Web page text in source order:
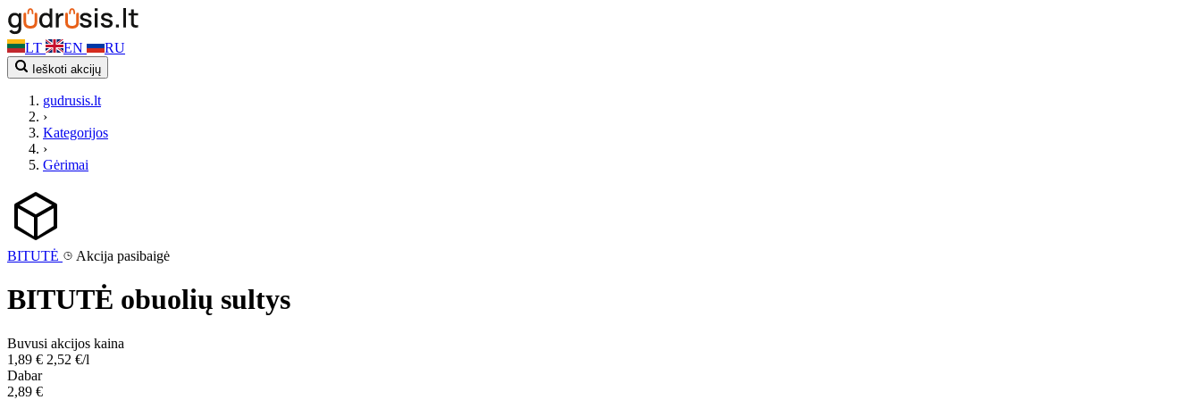
LT EN RU
Ieškoti akcijų
gudrusis.lt
›
Kategorijos
›
Gėrimai
BITUTĖ Akcija pasibaigė
BITUTĖ obuolių sultys
Buvusi akcijos kaina
1,89 € 2,52 €/l
Dabar
2,89 €